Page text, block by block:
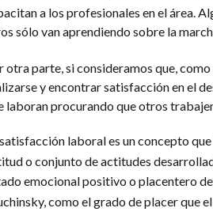
a los profesionales en el área.
sólo van aprendiendo sobre la
otra parte, si consideramos que,
y encontrar satisfacción en el
laboran procurando que otros
laboral es un concepto
o conjunto de actitudes
emocional positivo o placentero
como el grado de placer que